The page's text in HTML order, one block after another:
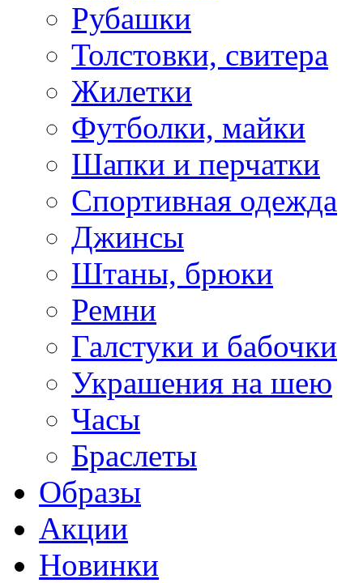
Рубашки
Толстовки, свитера
Жилетки
Футболки, майки
Шапки и перчатки
Спортивная одежда
Джинсы
Штаны, брюки
Ремни
Галстуки и бабочки
Украшения на шею
Часы
Браслеты
Образы
Акции
Новинки